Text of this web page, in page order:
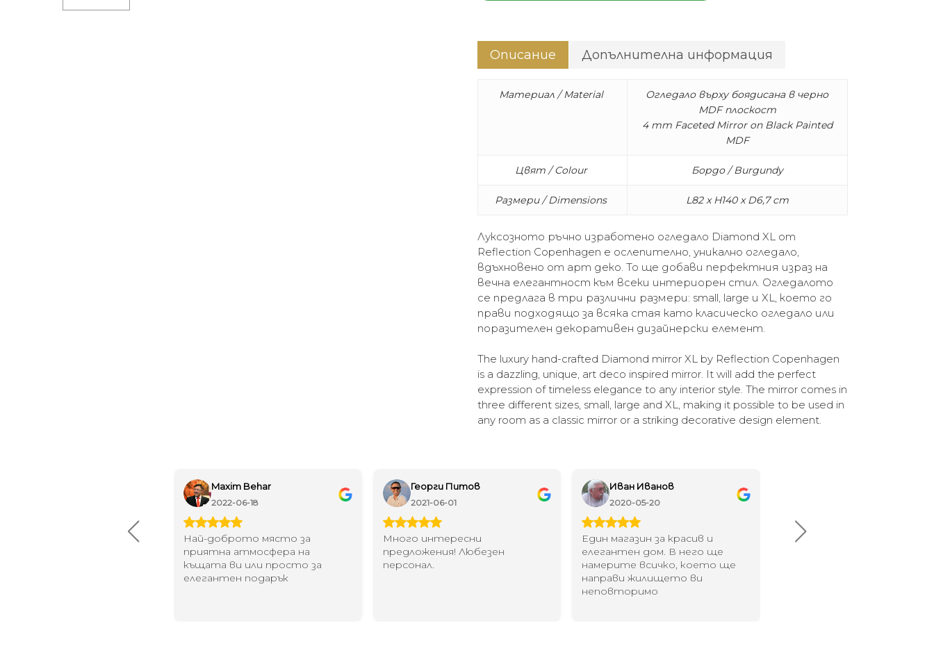
Описание Допълнителна информация
Материал / Material
Огледало върху боядисана в черно
MDF плоскост
4 mm Faceted Mirror on Black Painted
MDF
Цвят / Colour Бордо / Burgundy
Размери / Dimensions L82 x H140 x D6,7 cm
Луксозното ръчно изработено огледало Diamond XL от
Reflection Copenhagen е ослепително, уникално огледало,
вдъхновено от арт деко. То ще добави перфектния израз на
вечна елегантност към всеки интериорен стил. Огледалото
се предлага в три различни размери: small, large и XL, което го
прави подходящо за всяка стая като класическо огледало или
поразителен декоративен дизайнерски елемент.
The luxury hand-crafted Diamond mirror XL by Reflection Copenhagen
is a dazzling, unique, art deco inspired mirror. It will add the perfect
expression of timeless elegance to any interior style. The mirror comes in
three different sizes, small, large and XL, making it possible to be used in
any room as a classic mirror or a striking decorative design element.
асортимент и
Maxim Behar
2022-06-18
Най-доброто място за
приятна атмосфера на
къщата ви или просто за
елегантен подарък
Георги Питов
2021-06-01
Много интересни
предложения! Любезен
персонал.
Иван Иванов
2020-05-20
Един магазин за красив и
елегантен дом. В него ще
намерите всичко, което ще
направи жилището ви
неповторимо
Най-доброто място в